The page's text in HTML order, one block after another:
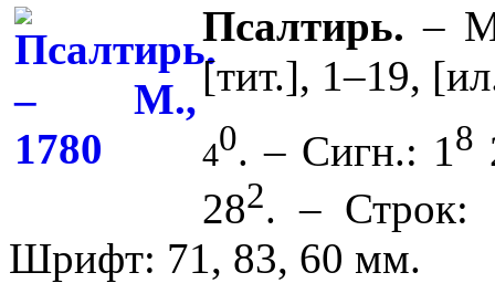
Псалтирь. –
[тит.], 1–19,
40. – Сигн.: 18
282. – Строк:
Шрифт: 71, 83, 60 мм.